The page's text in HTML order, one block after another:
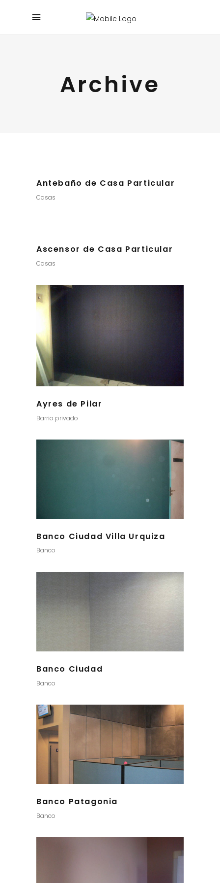
Archive
Antebaño de Casa Particular
Casas
Ascensor de Casa Particular
Casas
Ayres de Pilar
Barrio privado
Banco Ciudad Villa Urquiza
Banco
Banco Ciudad
Banco
Banco Patagonia
Banco